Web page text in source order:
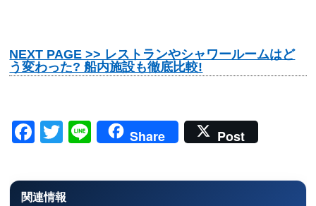
NEXT PAGE >> レストランやシャワールームはど
う変わった? 船内施設も徹底比較!
Facebook
Twitter
LineShare Post
関連情報